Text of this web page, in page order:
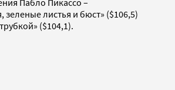
листья и бюст» ($106,5)
($104,1).